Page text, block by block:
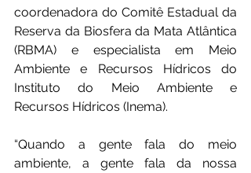
coordenadora do Comitê Estadual da
Reserva da Biosfera da Mata Atlântica
(RBMA) e especialista em Meio
Ambiente e Recursos Hídricos do
Instituto do Meio Ambiente e
Recursos Hídricos (Inema).
“Quando a gente fala do meio
ambiente, a gente fala da nossa